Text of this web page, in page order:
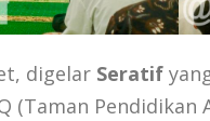
digelar Seratif
(Taman Pendidikan